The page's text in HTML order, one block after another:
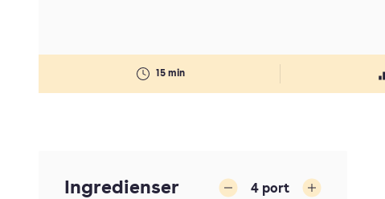
15 min
Ingredienser 4 port